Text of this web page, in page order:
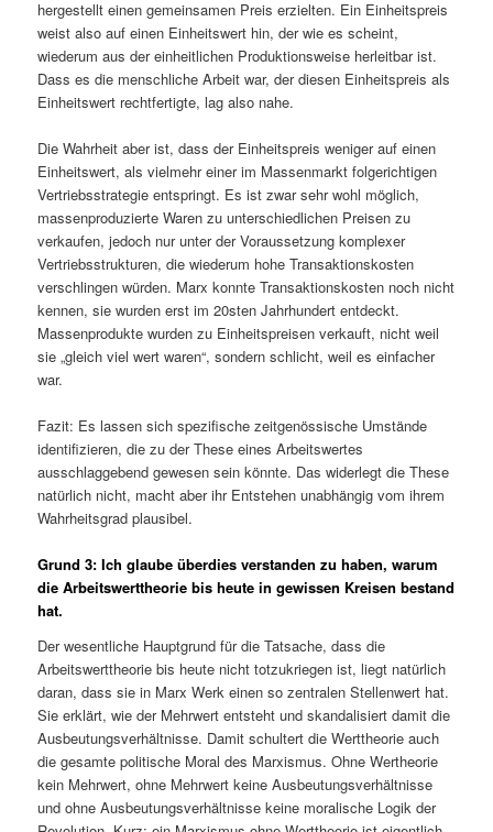
hergestellt einen gemeinsamen Preis erzielten. Ein Einheitspreis
weist also auf einen Einheitswert hin, der wie es scheint,
wiederum aus der einheitlichen Produktionsweise herleitbar ist.
Dass es die menschliche Arbeit war, der diesen Einheitspreis als
Einheitswert rechtfertigte, lag also nahe.
Die Wahrheit aber ist, dass der Einheitspreis weniger auf einen
Einheitswert, als vielmehr einer im Massenmarkt folgerichtigen
Vertriebsstrategie entspringt. Es ist zwar sehr wohl möglich,
massenproduzierte Waren zu unterschiedlichen Preisen zu
verkaufen, jedoch nur unter der Voraussetzung komplexer
Vertriebsstrukturen, die wiederum hohe Transaktionskosten
verschlingen würden. Marx konnte Transaktionskosten noch nicht
kennen, sie wurden erst im 20sten Jahrhundert entdeckt.
Massenprodukte wurden zu Einheitspreisen verkauft, nicht weil
sie „gleich viel wert waren“, sondern schlicht, weil es einfacher
war.
Fazit: Es lassen sich spezifische zeitgenössische Umstände
identifizieren, die zu der These eines Arbeitswertes
ausschlaggebend gewesen sein könnte. Das widerlegt die These
natürlich nicht, macht aber ihr Entstehen unabhängig vom ihrem
Wahrheitsgrad plausibel.
Grund 3: Ich glaube überdies verstanden zu haben, warum
die Arbeitswerttheorie bis heute in gewissen Kreisen bestand
hat.
Der wesentliche Hauptgrund für die Tatsache, dass die
Arbeitswerttheorie bis heute nicht totzukriegen ist, liegt natürlich
daran, dass sie in Marx Werk einen so zentralen Stellenwert hat.
Sie erklärt, wie der Mehrwert entsteht und skandalisiert damit die
Ausbeutungsverhältnisse. Damit schultert die Werttheorie auch
die gesamte politische Moral des Marxismus. Ohne Wertheorie
kein Mehrwert, ohne Mehrwert keine Ausbeutungsverhältnisse
und ohne Ausbeutungsverhältnisse keine moralische Logik der